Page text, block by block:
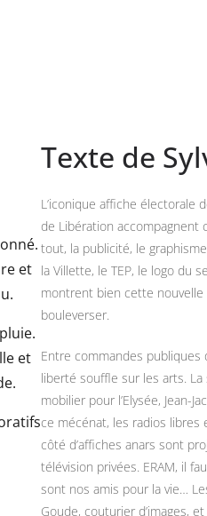
Texte de
L’iconique affiche électorale
de Libération
tout, la publicité, le
la Villette, le TEP, le logo du
montrent bien cette nouvelle
bouleverser.
Entre commandes
liberté souffle sur les arts. La
mobilier pour l’Elysée, Jean-
ce mécénat, les radios libres
côté d’affiches anars sont
télévision privées. ERAM, il
sont nos amis pour la vie…
Goude, couturier d’images,